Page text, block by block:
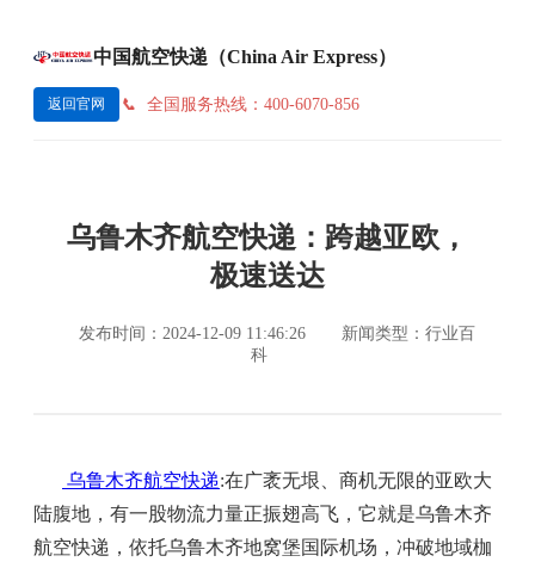
中国航空快递（China Air Express）
返回官网 全国服务热线：400-6070-856
乌鲁木齐航空快递：跨越亚欧，
极速送达
发布时间：2024-12-09 11:46:26
新闻类型：行业百
科
乌鲁木齐航空快递:在广袤无垠、商机无限的亚欧大
陆腹地，有一股物流力量正振翅高飞，它就是乌鲁木齐
航空快递，依托乌鲁木齐地窝堡国际机场，冲破地域枷